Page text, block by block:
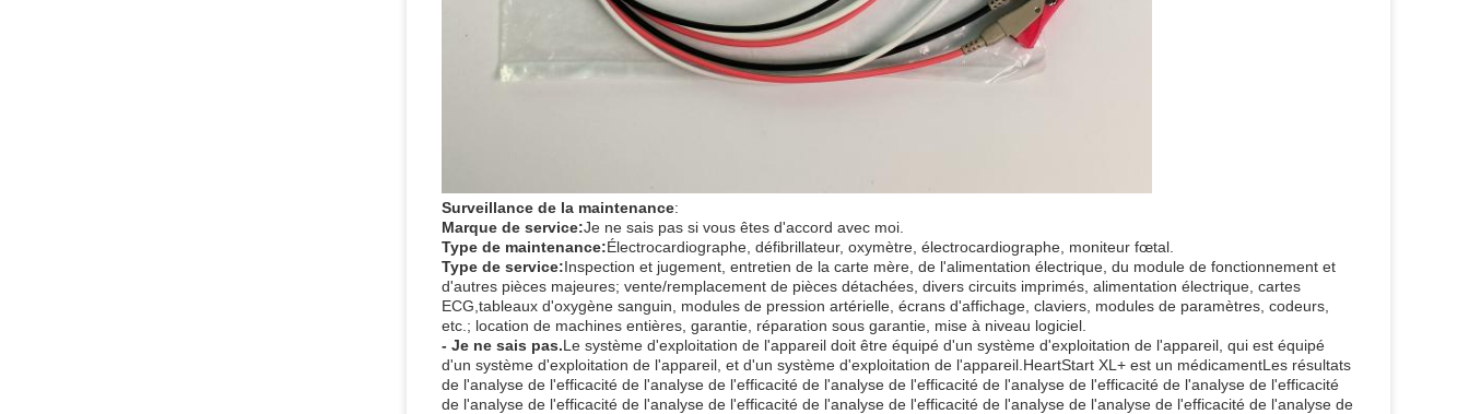
Surveillance de la maintenance:
Marque de service:Je ne sais pas si vous êtes d'accord avec moi.
Type de maintenance:Électrocardiographe, défibrillateur, oxymètre, électrocardiographe, moniteur fœtal.
Type de service:Inspection et jugement, entretien de la carte mère, de l'alimentation électrique, du module de fonctionnement et
d'autres pièces majeures; vente/remplacement de pièces détachées, divers circuits imprimés, alimentation électrique, cartes
ECG,tableaux d'oxygène sanguin, modules de pression artérielle, écrans d'affichage, claviers, modules de paramètres, codeurs,
etc.; location de machines entières, garantie, réparation sous garantie, mise à niveau logiciel.
- Je ne sais pas.Le système d'exploitation de l'appareil doit être équipé d'un système d'exploitation de l'appareil, qui est équipé
d'un système d'exploitation de l'appareil, et d'un système d'exploitation de l'appareil.HeartStart XL+ est un médicamentLes résultats
de l'analyse de l'efficacité de l'analyse de l'efficacité de l'analyse de l'efficacité de l'analyse de l'efficacité de l'analyse de l'efficacité
de l'analyse de l'efficacité de l'analyse de l'efficacité de l'analyse de l'efficacité de l'analyse de l'analyse de l'efficacité de l'analyse de